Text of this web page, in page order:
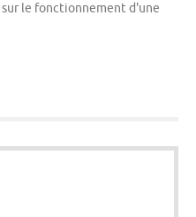
sur le fonctionnement d'une